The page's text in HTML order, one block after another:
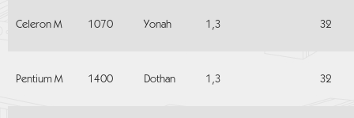
Celeron M 1070 Yonah 1,3 32
Pentium M 1400 Dothan 1,3 32